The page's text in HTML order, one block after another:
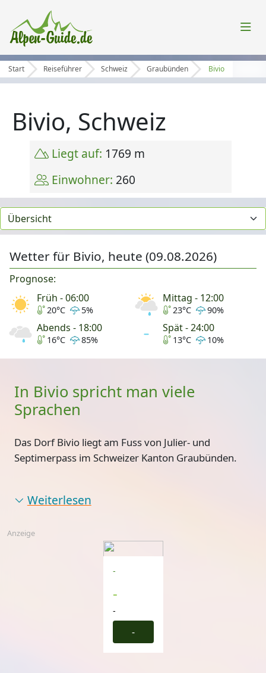
Start Reiseführer Schweiz Graubünden Bivio
Bivio, Schweiz
Liegt auf: 1769 m
Einwohner: 260
Wetter für Bivio, heute (09.08.2026)
Prognose:
Früh - 06:00
20°C 5%
Mittag - 12:00
23°C 90%
Abends - 18:00
16°C 85%
Spät - 24:00
13°C 10%
In Bivio spricht man viele
Sprachen
Das Dorf Bivio liegt am Fuss von Julier- und
Septimerpass im Schweizer Kanton Graubünden.
Weiterlesen
Anzeige
-
-
-
-